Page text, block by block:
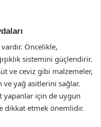
Öncelikle,
sistemini güçlendirir.
ve ceviz gibi malzemeler,
yağ asitlerini sağlar.
yapanlar için de uygun
dikkat etmek önemlidir.